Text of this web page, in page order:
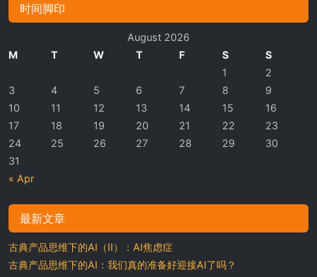
时间脚印
August 2026
M
T W T F S S
« Apr
1
2
3
4 5 6 7 8
9
10
11 12 13 14 15
16
17
18 19 20 21 22
23
24
25 26 27 28 29
30
31
最新文章
古典产品思维下的AI（II）：AI焦虑症
古典产品思维下的AI：我们真的准备好迎接AI了吗？